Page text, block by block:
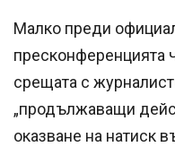
Малко преди
пресконференцията
срещата с
„продължаващи
оказване на натиск